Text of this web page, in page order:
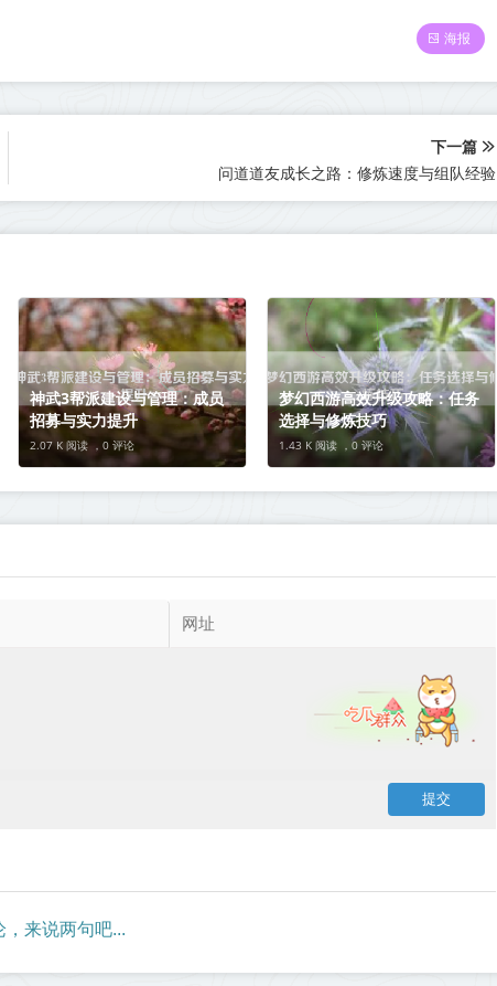
海报
下一篇
问道道友成长之路：修炼速度与组队经验
神武3帮派建设与管理：成员
招募与实力提升
2.07 K 阅读 ， 0 评论
梦幻西游高效升级攻略：任务
选择与修炼技巧
1.43 K 阅读 ， 0 评论
，来说两句吧...